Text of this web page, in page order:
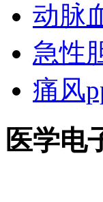
动脉
急性
痛风
医学电